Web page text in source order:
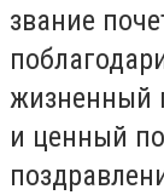
звание
жизненный
и ценный